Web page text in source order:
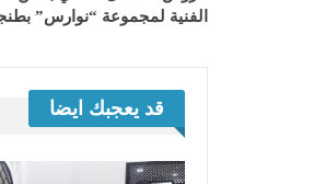
الفنية لمجموعة “نوارس”
قد يعجبك ايضا